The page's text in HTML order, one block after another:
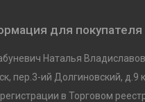
для покупателя
Наталья
пер.3-ий Долгиновский, д.9
в Торговом